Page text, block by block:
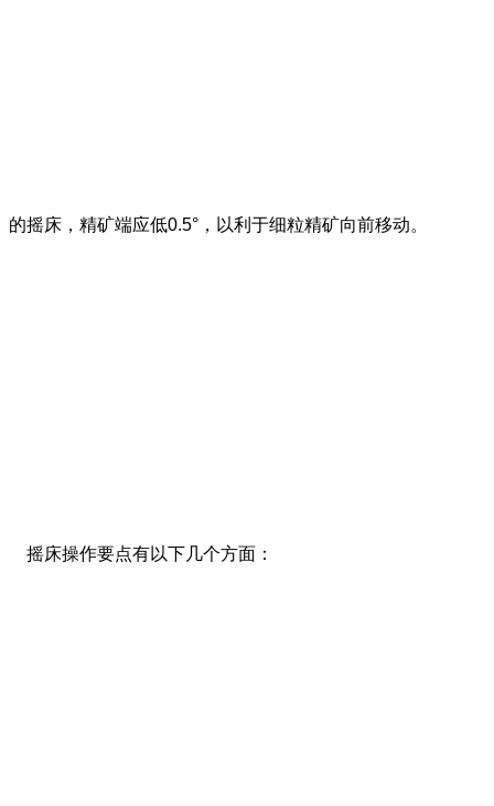
的摇床，精矿端应低0.5°，以利于细粒精矿向前移动。
摇床操作要点有以下几个方面：